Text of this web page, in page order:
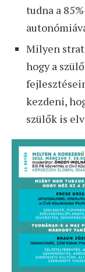
tudna a
Milyen
hogy a
kezdeni,
szülők is